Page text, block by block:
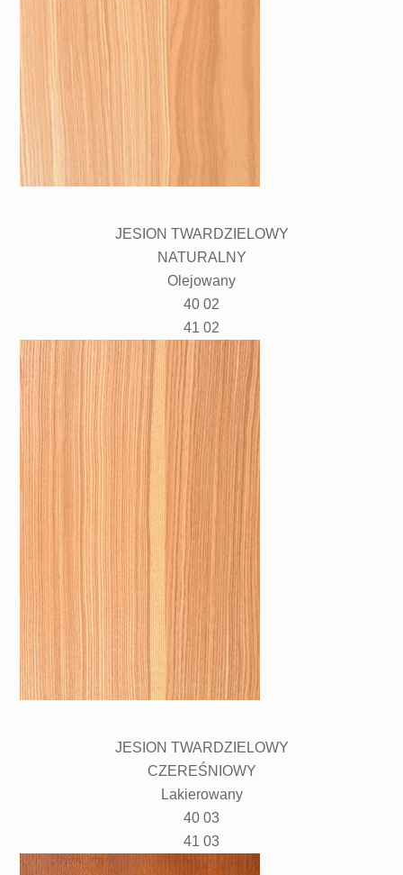
JESION TWARDZIELOWY
NATURALNY
Olejowany
40 02
41 02
JESION TWARDZIELOWY
CZEREŚNIOWY
Lakierowany
40 03
41 03